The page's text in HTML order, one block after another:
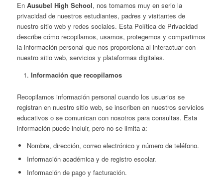
En Ausubel High School, nos tomamos muy en serio la
privacidad de nuestros estudiantes, padres y visitantes de
nuestro sitio web y redes sociales. Esta Política de Privacidad
describe cómo recopilamos, usamos, protegemos y compartimos
la información personal que nos proporciona al interactuar con
nuestro sitio web, servicios y plataformas digitales.
Información que recopilamos
Recopilamos información personal cuando los usuarios se
registran en nuestro sitio web, se inscriben en nuestros servicios
educativos o se comunican con nosotros para consultas. Esta
información puede incluir, pero no se limita a:
Nombre, dirección, correo electrónico y número de teléfono.
Información académica y de registro escolar.
Información de pago y facturación.